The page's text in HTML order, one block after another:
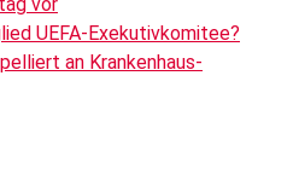
UEFA-Exekutivkomitee?
an Krankenhaus-